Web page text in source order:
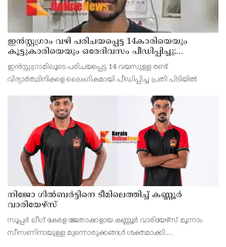
ഇൻസ്റ്റഗ്രാം വഴി പരിചയപ്പെട്ട 14കാരിയെയും
കൂട്ടുകാരിയെയും ഒരേദിവസം പീഡിപ്പിച്ചു;
നഗ്നദൃശ്യം പകര്‍ത്തി: കണ്ണൂർ ചപ്പാരപ്പടവ്
സ്വദേശിയായ 23 വയസുകാരൻ പിടിയിൽ
ഇൻസ്റ്റഗ്രാമിലൂടെ പരിചയപ്പെട്ട 14 വയസുള്ള രണ്ട്
വിദ്യാർത്ഥിനികളെ ലൈംഗികമായി പീഡിപ്പിച്ച പ്രതി പിടിയിൽ
നിജോ ഗിൽബർട്ടിനെ ടീമിലെത്തിച്ച് കണ്ണൂർ
വാരിയേഴ്സ്
സൂപ്പർ ലീഗ് കേരള ജേതാക്കളായ കണ്ണൂർ വാരിയേഴ്‌സ് മൂന്നാം
സീസണിനായുള്ള മുന്നൊരുക്കങ്ങൾ ശക്തമാക്കി.